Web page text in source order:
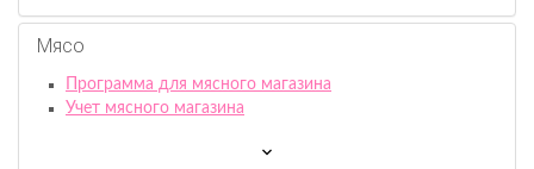
Мясо
Программа для мясного магазина
Учет мясного магазина